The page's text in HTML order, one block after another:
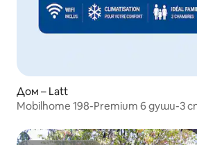
Дом – Latt
Mobilhome 198-Premium 6 души-3